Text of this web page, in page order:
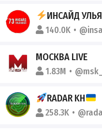
ИНСАЙД
140.0K
МОСКВА LIVE
1.83M
RADAR KH
258.3K